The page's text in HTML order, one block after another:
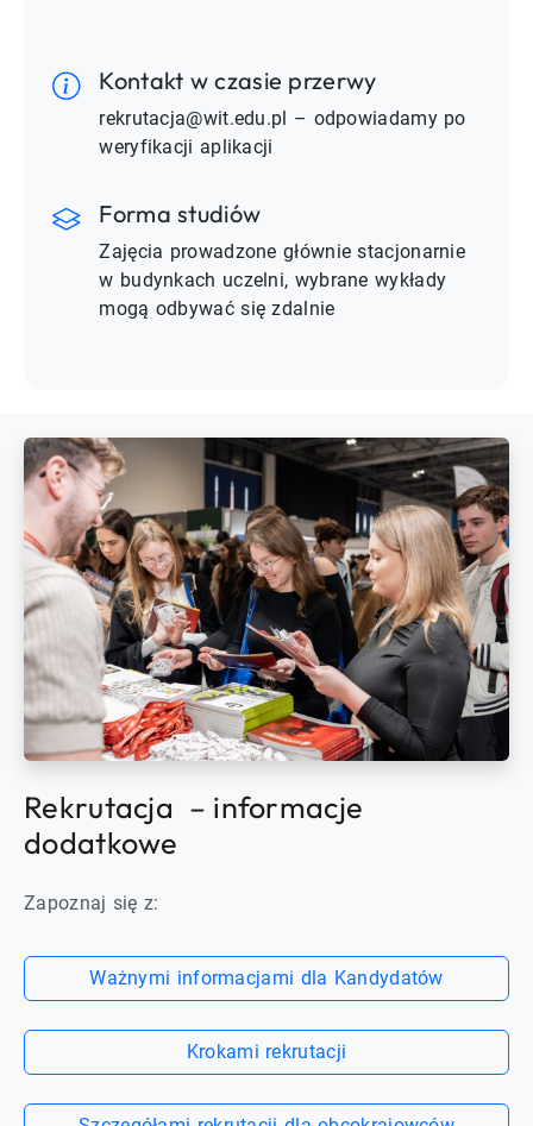
Kontakt w czasie przerwy
rekrutacja@wit.edu.pl – odpowiadamy po
weryfikacji aplikacji
Forma studiów
Zajęcia prowadzone głównie stacjonarnie
w budynkach uczelni, wybrane wykłady
mogą odbywać się zdalnie
Rekrutacja – informacje
dodatkowe
Zapoznaj się z:
Ważnymi informacjami dla Kandydatów
Krokami rekrutacji